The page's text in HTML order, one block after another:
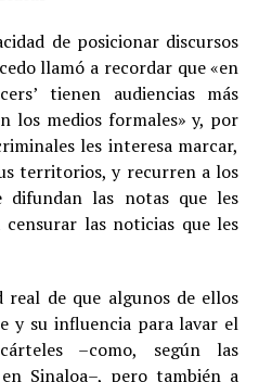
de posicionar discursos
llamó a recordar que «en
tienen audiencias más
los medios formales» y, por
les interesa marcar,
territorios, y recurren a los
difundan las notas que les
las noticias que les
de que algunos de ellos
y su influencia para lavar el
–como, según las
Sinaloa–, pero también a